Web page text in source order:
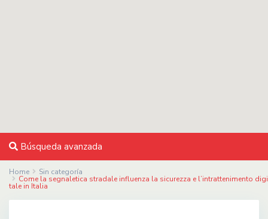
Búsqueda avanzada
Home Sin categoría
Come la segnaletica stradale influenza la sicurezza e l’intrattenimento digi
tale in Italia